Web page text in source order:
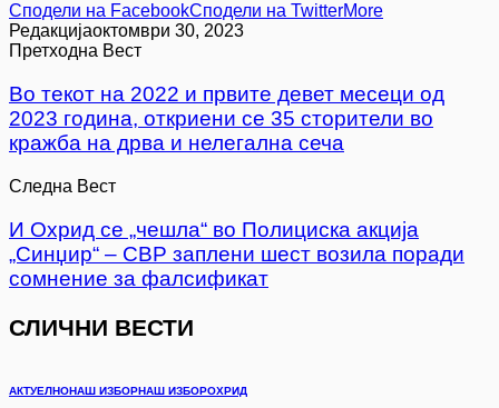
Сподели на FacebookСподели на TwitterMore
Редакцијаоктомври 30, 2023
Претходна Вест
Во текот на 2022 и првите девет месеци од
2023 година, откриени се 35 сторители во
кражба на дрва и нелегална сеча
Следна Вест
И Охрид се „чешла“ во Полициска акција
„Синџир“ – СВР заплени шест возила поради
сомнение за фалсификат
СЛИЧНИ ВЕСТИ
АКТУЕЛНОНАШ ИЗБОРНАШ ИЗБОРОХРИД